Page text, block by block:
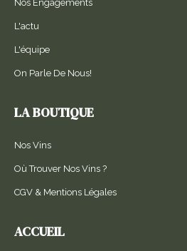
Nos Engagements
L'actu
L'équipe
On Parle De Nous!
LA BOUTIQUE
Nos Vins
Où Trouver Nos Vins ?
CGV & Mentions Légales
ACCUEIL